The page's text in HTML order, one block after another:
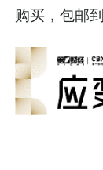
购买，包邮